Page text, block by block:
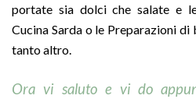
portate sia dolci che salate e
Cucina Sarda o le Preparazioni
tanto altro.
Ora vi saluto e vi do